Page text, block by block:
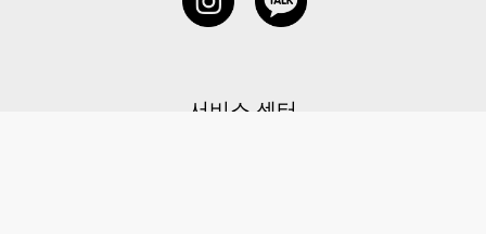
서비스 센터